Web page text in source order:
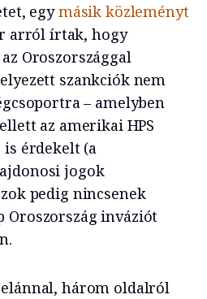
egymásik közleményt
arról írtak, hogy
Oroszországgal
szankciók nem
– amelyben
az amerikai HPS
érdekelt (a
jogok
pedig nincsenek
Oroszország inváziót
három oldalról